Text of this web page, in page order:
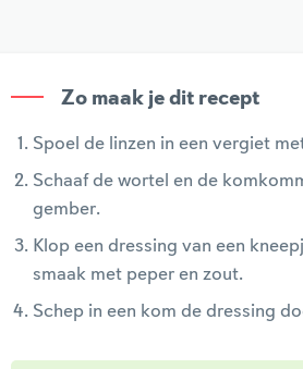
Zo maak je dit recept
Spoel de linzen in een vergiet
Schaaf de wortel en de
gember.
Klop een dressing van een
smaak met peper en zout.
Schep in een kom de dressing